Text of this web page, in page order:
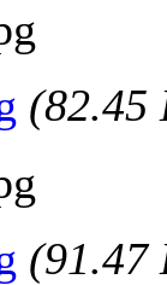
(82.45
(91.47